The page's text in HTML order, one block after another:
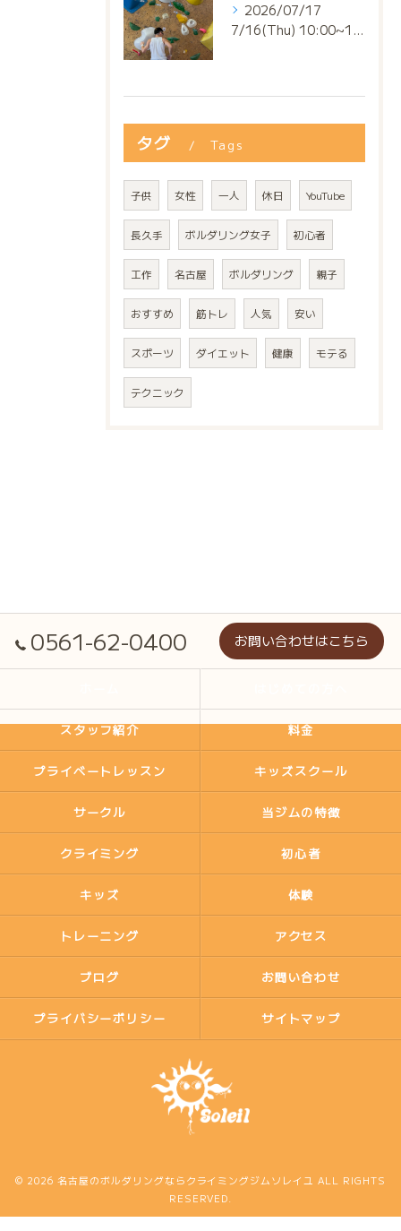
2026/07/17
7/16(Thu) 10:00~13:00
タグ Tags
子供 女性 一人 休日 YouTube
長久手 ボルダリング女子 初心者
工作 名古屋 ボルダリング 親子
おすすめ 筋トレ 人気 安い
スポーツ ダイエット 健康 モテる
テクニック
0561-62-0400 お問い合わせはこちら
スタッフ紹介 料金
プライベートレッスン キッズスクール
サークル 当ジムの特徴
クライミング 初心者
キッズ 体験
トレーニング アクセス
ブログ お問い合わせ
プライバシーポリシー サイトマップ
© 2026 名古屋のボルダリングならクライミングジムソレイユ ALL RIGHTS
RESERVED.